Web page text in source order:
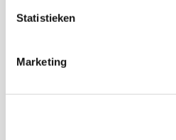
Statistieken
Marketing
Jamila Achahchah